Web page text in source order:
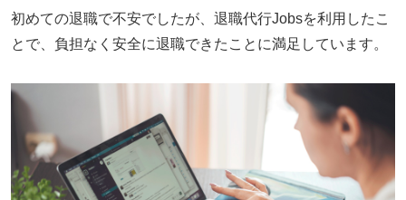
初めての退職で不安でしたが、退職代行Jobsを利用したこ
とで、負担なく安全に退職できたことに満足しています。